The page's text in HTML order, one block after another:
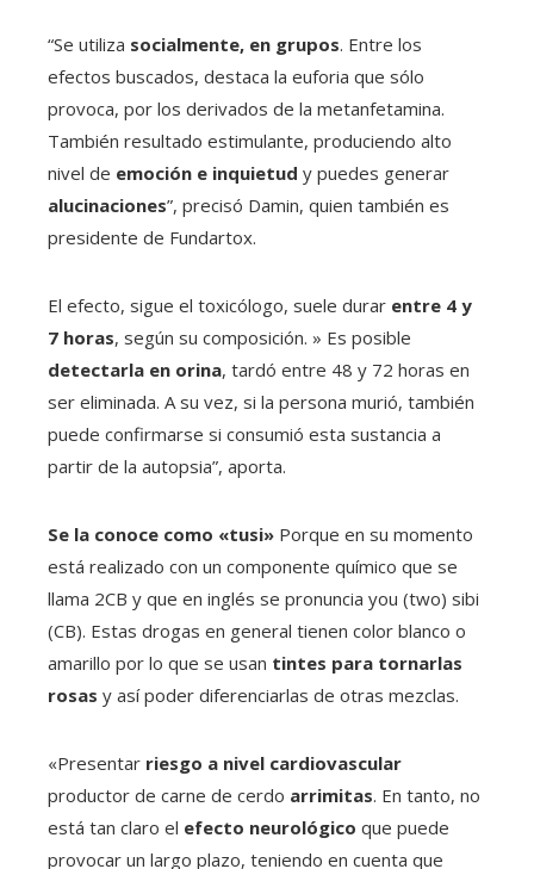
“Se utiliza socialmente, en grupos. Entre los
efectos buscados, destaca la euforia que sólo
provoca, por los derivados de la metanfetamina.
También resultado estimulante, produciendo alto
nivel de emoción e inquietud y puedes generar
alucinaciones”, precisó Damin, quien también es
presidente de Fundartox.
El efecto, sigue el toxicólogo, suele durar entre 4 y
7 horas, según su composición. » Es posible
detectarla en orina, tardó entre 48 y 72 horas en
ser eliminada. A su vez, si la persona murió, también
puede confirmarse si consumió esta sustancia a
partir de la autopsia”, aporta.
Se la conoce como «tusi» Porque en su momento
está realizado con un componente químico que se
llama 2CB y que en inglés se pronuncia you (two) sibi
(CB). Estas drogas en general tienen color blanco o
amarillo por lo que se usan tintes para tornarlas
rosas y así poder diferenciarlas de otras mezclas.
«Presentar riesgo a nivel cardiovascular
productor de carne de cerdo arrimitas. En tanto, no
está tan claro el efecto neurológico que puede
provocar un largo plazo, teniendo en cuenta que